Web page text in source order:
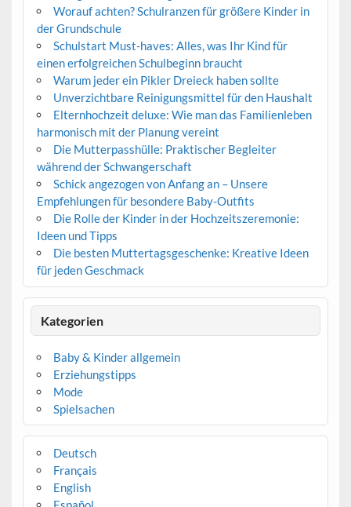
Worauf achten? Schulranzen für größere Kinder in
der Grundschule
Schulstart Must-haves: Alles, was Ihr Kind für
einen erfolgreichen Schulbeginn braucht
Warum jeder ein Pikler Dreieck haben sollte
Unverzichtbare Reinigungsmittel für den Haushalt
Elternhochzeit deluxe: Wie man das Familienleben
harmonisch mit der Planung vereint
Die Mutterpasshülle: Praktischer Begleiter
während der Schwangerschaft
Schick angezogen von Anfang an – Unsere
Empfehlungen für besondere Baby-Outfits
Die Rolle der Kinder in der Hochzeitszeremonie:
Ideen und Tipps
Die besten Muttertagsgeschenke: Kreative Ideen
für jeden Geschmack
Kategorien
Baby & Kinder allgemein
Erziehungstipps
Mode
Spielsachen
Deutsch
Français
English